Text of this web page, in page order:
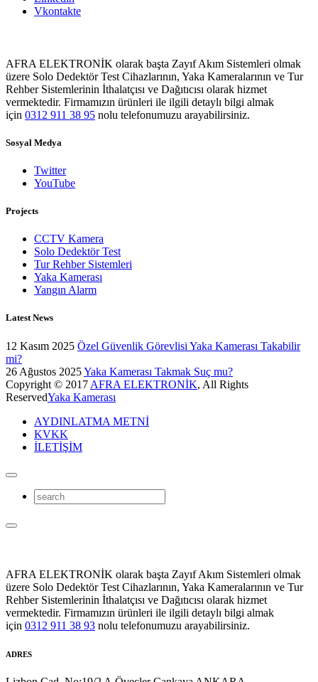
Vkontakte
AFRA ELEKTRONİK olarak başta Zayıf Akım Sistemleri olmak
üzere Solo Dedektör Test Cihazlarının, Yaka Kameralarının ve Tur
Rehber Sistemlerinin İthalatçısı ve Dağıtıcısı olarak hizmet
vermektedir. Firmamızın ürünleri ile ilgili detaylı bilgi almak
için 0312 911 38 95 nolu telefonumuzu arayabilirsiniz.
Sosyal Medya
Twitter
YouTube
Projects
CCTV Kamera
Solo Dedektör Test
Tur Rehber Sistemleri
Yaka Kamerası
Yangın Alarm
Latest News
12 Kasım 2025 Özel Güvenlik Görevlisi Yaka Kamerası Takabilir
mi?
26 Ağustos 2025Yaka Kamerası Takmak Suç mu?
Copyright © 2017 AFRA ELEKTRONİK, All Rights
ReservedYaka Kamerası
AYDINLATMA METNİ
KVKK
İLETİŞİM
AFRA ELEKTRONİK olarak başta Zayıf Akım Sistemleri olmak
üzere Solo Dedektör Test Cihazlarının, Yaka Kameralarının ve Tur
Rehber Sistemlerinin İthalatçısı ve Dağıtıcısı olarak hizmet
vermektedir. Firmamızın ürünleri ile ilgili detaylı bilgi almak
için 0312 911 38 93 nolu telefonumuzu arayabilirsiniz.
ADRES